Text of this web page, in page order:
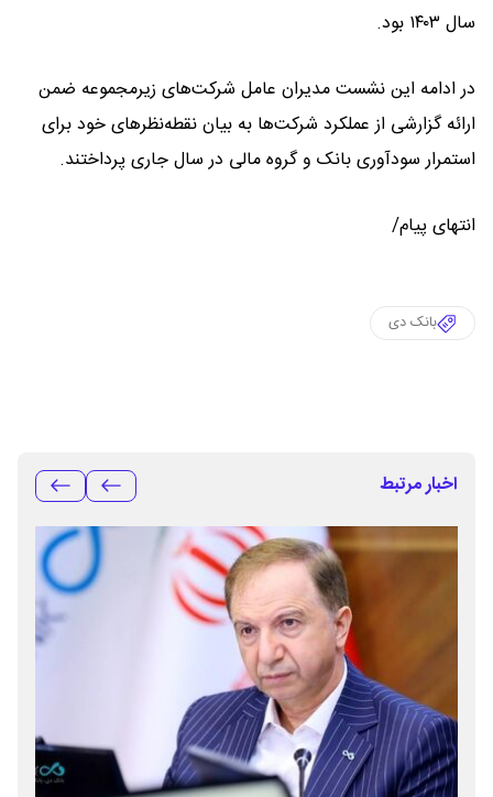
سال ۱۴۰۳ بود.
در ادامه این نشست مدیران عامل شرکت‌های زیرمجموعه ضمن
ارائه گزارشی از عملکرد شرکت‌ها به بیان نقطه‌نظرهای خود برای
استمرار سودآوری بانک و گروه مالی در سال جاری پرداختند.
انتهای پیام/
بانک دی
اخبار مرتبط